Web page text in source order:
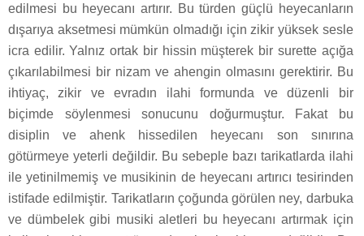
edilmesi bu heyecanı artırır. Bu türden güçlü heyecanların
dışarıya aksetmesi mümkün olmadığı için zikir yüksek sesle
icra edilir. Yalnız ortak bir hissin müşterek bir surette açığa
çıkarılabilmesi bir nizam ve ahengin olmasını gerektirir. Bu
ihtiyaç, zikir ve evradın ilahi formunda ve düzenli bir
biçimde söylenmesi sonucunu doğurmuştur. Fakat bu
disiplin ve ahenk hissedilen heyecanı son sınırına
götürmeye yeterli değildir. Bu sebeple bazı tarikatlarda ilahi
ile yetinilmemiş ve musikinin de heyecanı artırıcı tesirinden
istifade edilmiştir. Tarikatların çoğunda görülen ney, darbuka
ve dümbelek gibi musiki aletleri bu heyecanı artırmak için